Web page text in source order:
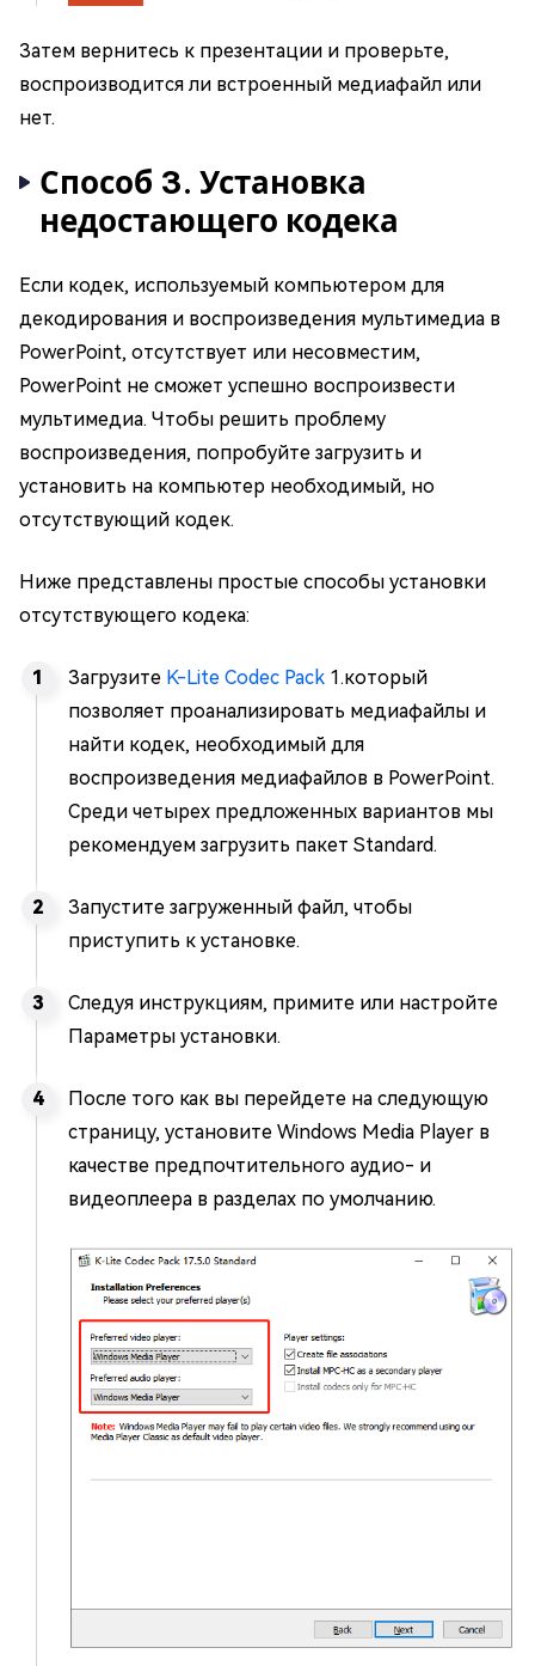
Затем вернитесь к презентации и проверьте,
воспроизводится ли встроенный медиафайл или
нет.
Способ 3. Установка
недостающего кодека
Если кодек, используемый компьютером для
декодирования и воспроизведения мультимедиа в
PowerPoint, отсутствует или несовместим,
PowerPoint не сможет успешно воспроизвести
мультимедиа. Чтобы решить проблему
воспроизведения, попробуйте загрузить и
установить на компьютер необходимый, но
отсутствующий кодек.
Ниже представлены простые способы установки
отсутствующего кодека:
Загрузите K-Lite Codec Pack 1.который
позволяет проанализировать медиафайлы и
найти кодек, необходимый для
воспроизведения медиафайлов в PowerPoint.
Среди четырех предложенных вариантов мы
рекомендуем загрузить пакет Standard.
Запустите загруженный файл, чтобы
приступить к установке.
Следуя инструкциям, примите или настройте
Параметры установки.
После того как вы перейдете на следующую
страницу, установите Windows Media Player в
качестве предпочтительного аудио- и
видеоплеера в разделах по умолчанию.